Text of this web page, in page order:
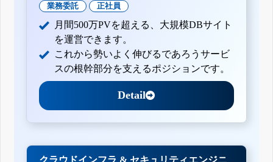
業務委託 正社員
月間500万PVを超える、大規模DBサイト
を運営できます。
これから勢いよく伸びるであろうサービ
スの根幹部分を支えるポジションです。
Detail
クラウドインフラ & セキュリティエンジニ